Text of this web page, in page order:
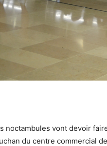
noctambules vont devoir
du centre commercial